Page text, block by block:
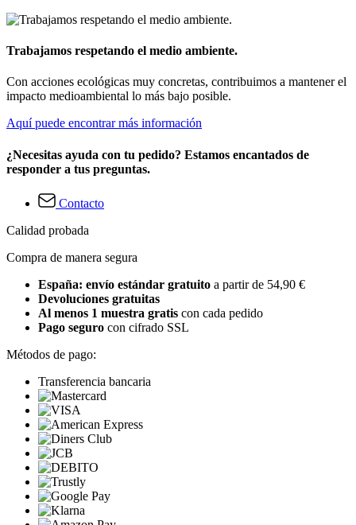
Trabajamos respetando el medio ambiente.
Con acciones ecológicas muy concretas, contribuimos a mantener el
impacto medioambiental lo más bajo posible.
Aquí puede encontrar más información
¿Necesitas ayuda con tu pedido? Estamos encantados de
responder a tus preguntas.
Contacto
Calidad probada
Compra de manera segura
España: envío estándar gratuito a partir de 54,90 €
Devoluciones gratuitas
Al menos 1 muestra gratis con cada pedido
Pago seguro con cifrado SSL
Métodos de pago:
Transferencia bancaria